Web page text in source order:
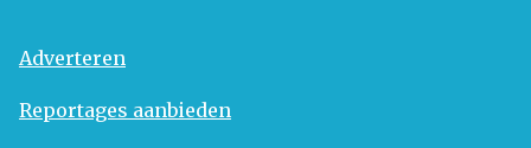
Adverteren
Reportages aanbieden